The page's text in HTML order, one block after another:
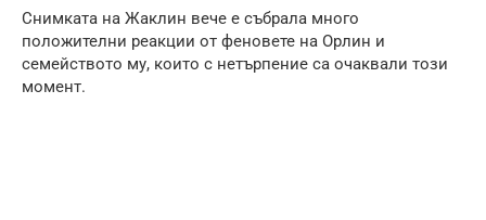
Снимката на Жаклин вече е събрала много
положителни реакции от феновете на Орлин и
семейството му, които с нетърпение са очаквали този
момент.